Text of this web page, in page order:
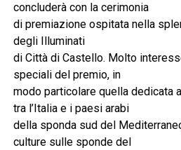
concluderà con la cerimonia
di premiazione ospitata nella
degli Illuminati
di Città di Castello. Molto
speciali del premio, in
modo particolare quella dedicata
tra l’Italia e i paesi arabi
della sponda sud del
culture sulle sponde del